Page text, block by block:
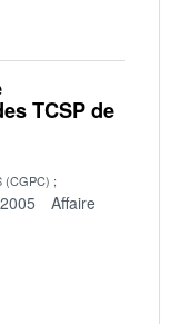
TCSP de
(CGPC)
Affaire